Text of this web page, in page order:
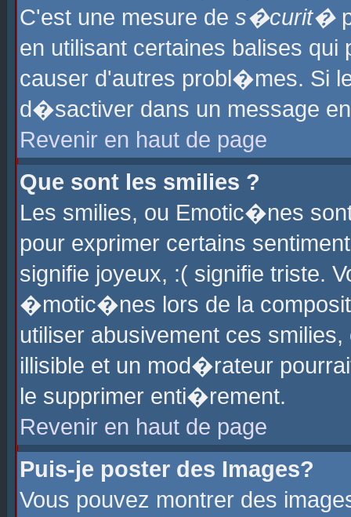
C'est une mesure de s�curit�
en utilisant certaines balises
causer d'autres probl�mes. Si
d�sactiver dans un message
Revenir en haut de page
Que sont les smilies ?
Les smilies, ou Emotic�nes
pour exprimer certains
signifie joyeux, :( signifie triste.
�motic�nes lors de la
utiliser abusivement ces
illisible et un mod�rateur
le supprimer enti�rement.
Revenir en haut de page
Puis-je poster des Images?
Vous pouvez montrer des